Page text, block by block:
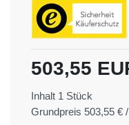
503,55
Inhalt 1 Stück
Grundpreis 503,55 €